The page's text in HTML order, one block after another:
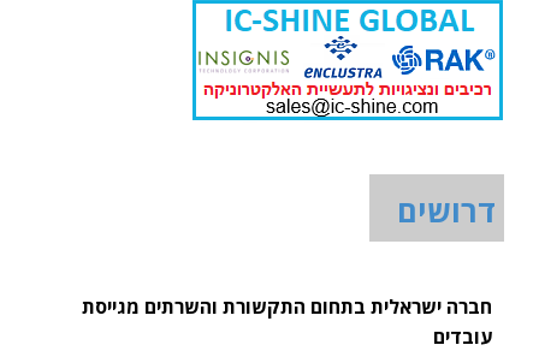
דרושים
חברה ישראלית בתחום התקשורת והשרתים מגייסת
עובדים